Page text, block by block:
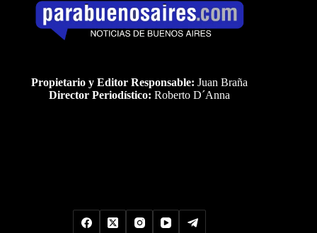
Propietario y Editor Responsable: Juan Braña
Director Periodístico: Roberto D´Anna